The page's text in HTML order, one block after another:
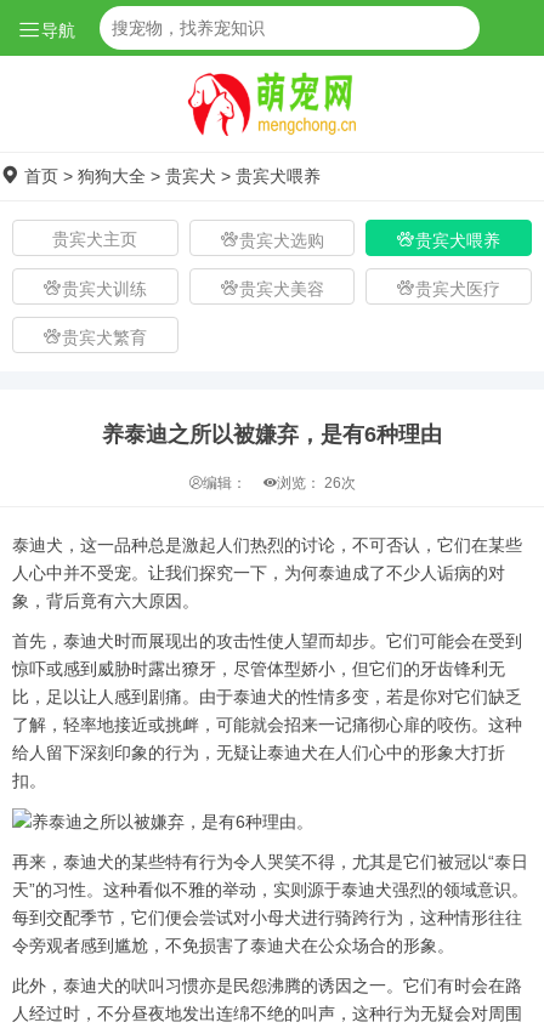
导航
首页 > 狗狗大全 > 贵宾犬 > 贵宾犬喂养
贵宾犬主页 贵宾犬选购 贵宾犬喂养
贵宾犬训练 贵宾犬美容 贵宾犬医疗
贵宾犬繁育
养泰迪之所以被嫌弃，是有6种理由
编辑： 浏览： 26次
泰迪犬，这一品种总是激起人们热烈的讨论，不可否认，它们在某些
人心中并不受宠。让我们探究一下，为何泰迪成了不少人诟病的对
象，背后竟有六大原因。
首先，泰迪犬时而展现出的攻击性使人望而却步。它们可能会在受到
惊吓或感到威胁时露出獠牙，尽管体型娇小，但它们的牙齿锋利无
比，足以让人感到剧痛。由于泰迪犬的性情多变，若是你对它们缺乏
了解，轻率地接近或挑衅，可能就会招来一记痛彻心扉的咬伤。这种
给人留下深刻印象的行为，无疑让泰迪犬在人们心中的形象大打折
扣。
再来，泰迪犬的某些特有行为令人哭笑不得，尤其是它们被冠以“泰日
天”的习性。这种看似不雅的举动，实则源于泰迪犬强烈的领域意识。
每到交配季节，它们便会尝试对小母犬进行骑跨行为，这种情形往往
令旁观者感到尴尬，不免损害了泰迪犬在公众场合的形象。
此外，泰迪犬的吠叫习惯亦是民怨沸腾的诱因之一。它们有时会在路
人经过时，不分昼夜地发出连绵不绝的叫声，这种行为无疑会对周围